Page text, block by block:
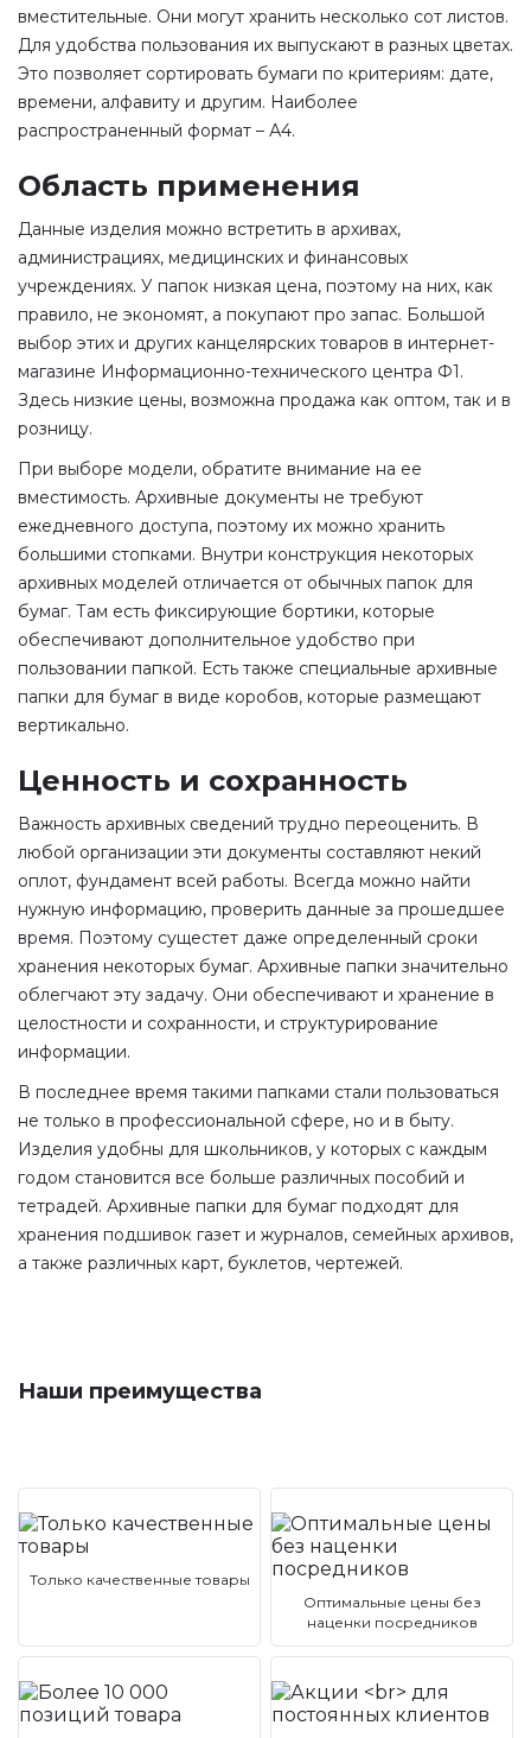
вместительные. Они могут хранить несколько сот листов.
Для удобства пользования их выпускают в разных цветах.
Это позволяет сортировать бумаги по критериям: дате,
времени, алфавиту и другим. Наиболее
распространенный формат – А4.
Область применения
Данные изделия можно встретить в архивах,
администрациях, медицинских и финансовых
учреждениях. У папок низкая цена, поэтому на них, как
правило, не экономят, а покупают про запас. Большой
выбор этих и других канцелярских товаров в интернет-
магазине Информационно-технического центра Ф1.
Здесь низкие цены, возможна продажа как оптом, так и в
розницу.
При выборе модели, обратите внимание на ее
вместимость. Архивные документы не требуют
ежедневного доступа, поэтому их можно хранить
большими стопками. Внутри конструкция некоторых
архивных моделей отличается от обычных папок для
бумаг. Там есть фиксирующие бортики, которые
обеспечивают дополнительное удобство при
пользовании папкой. Есть также специальные архивные
папки для бумаг в виде коробов, которые размещают
вертикально.
Ценность и сохранность
Важность архивных сведений трудно переоценить. В
любой организации эти документы составляют некий
оплот, фундамент всей работы. Всегда можно найти
нужную информацию, проверить данные за прошедшее
время. Поэтому сущестет даже определенный сроки
хранения некоторых бумаг. Архивные папки значительно
облегчают эту задачу. Они обеспечивают и хранение в
целостности и сохранности, и структурирование
информации.
В последнее время такими папками стали пользоваться
не только в профессиональной сфере, но и в быту.
Изделия удобны для школьников, у которых с каждым
годом становится все больше различных пособий и
тетрадей. Архивные папки для бумаг подходят для
хранения подшивок газет и журналов, семейных архивов,
а также различных карт, буклетов, чертежей.
Наши преимущества
Только качественные товары
Оптимальные цены без
наценки посредников